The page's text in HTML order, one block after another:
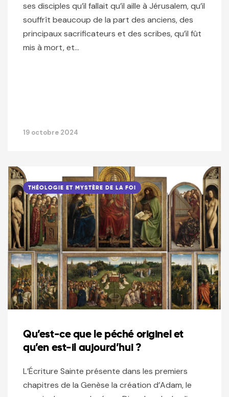
ses disciples qu’il fallait qu’il aille à Jérusalem, qu’il
souffrît beaucoup de la part des anciens, des
principaux sacrificateurs et des scribes, qu’il fût
mis à mort, et…
19 octobre 2024
THÉOLOGIE ET MYSTÈRE DE LA FOI
Qu’est-ce que le péché originel et
qu’en est-il aujourd’hui ?
L’Écriture Sainte présente dans les premiers
chapitres de la Genèse la création d’Adam, le